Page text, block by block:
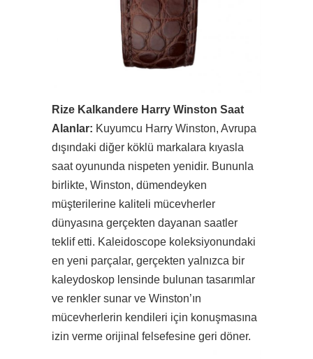
Rize Kalkandere Harry Winston Saat
Alanlar: Kuyumcu Harry Winston, Avrupa
dışındaki diğer köklü markalara kıyasla
saat oyununda nispeten yenidir. Bununla
birlikte, Winston, dümendeyken
müşterilerine kaliteli mücevherler
dünyasına gerçekten dayanan saatler
teklif etti. Kaleidoscope koleksiyonundaki
en yeni parçalar, gerçekten yalnızca bir
kaleydoskop lensinde bulunan tasarımlar
ve renkler sunar ve Winston’ın
mücevherlerin kendileri için konuşmasına
izin verme orijinal felsefesine geri döner.